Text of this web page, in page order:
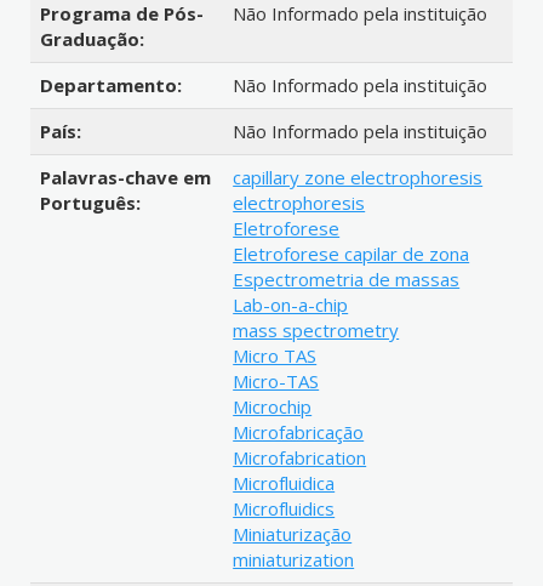
Programa de Pós-
Graduação:
Não Informado pela instituição
Departamento:
Não Informado pela instituição
País:
Não Informado pela instituição
Palavras-chave em
Português:
capillary zone electrophoresis
electrophoresis
Eletroforese
Eletroforese capilar de zona
Espectrometria de massas
Lab-on-a-chip
mass spectrometry
Micro TAS
Micro-TAS
Microchip
Microfabricação
Microfabrication
Microfluidica
Microfluidics
Miniaturização
miniaturization